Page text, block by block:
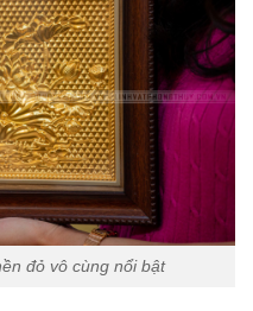
đỏ vô cùng nổi bật